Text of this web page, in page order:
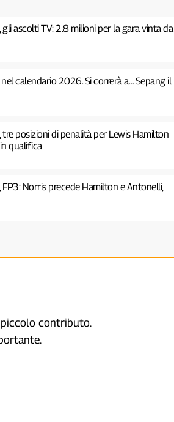
ascolti TV: 2.8 milioni per la gara vinta da
calendario 2026. Si correrà a… Sepang il
posizioni di penalità per Lewis Hamilton
qualifica
Norris precede Hamilton e Antonelli,
contributo.